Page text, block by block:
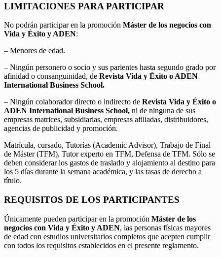
LIMITACIONES PARA PARTICIPAR
No podrán participar en la promoción Máster de los negocios con
Vida y Éxito y ADEN:
– Menores de edad.
– Ningún personero o socio y sus parientes hasta segundo grado por
afinidad o consanguinidad, de Revista Vida y Éxito o ADEN
International Business School.
– Ningún colaborador directo o indirecto de Revista Vida y Éxito o
ADEN International Business School, ni de ninguna de sus
empresas matrices, subsidiarias, empresas afiliadas, distribuidores,
agencias de publicidad y promoción.
Matrícula, cursado, Tutorías (Academic Advisor), Trabajo de Final
de Máster (TFM), Tutor experto en TFM, Defensa de TFM. Sólo se
deben considerar los gastos de traslado y alojamiento al destino para
los 5 días durante la semana académica, y las tasas de derecho a
título.
REQUISITOS DE LOS PARTICIPANTES
Únicamente pueden participar en la promoción Máster de los
negocios con Vida y Éxito y ADEN, las personas físicas mayores
de edad con estudios universitarios completos que acepten cumplir
con todos los requisitos establecidos en el presente reglamento.